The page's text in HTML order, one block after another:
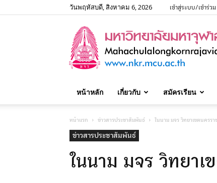
วันพฤหัสบดี, สิงหาคม 6, 2026 เข้าสู่ระบบ/เข้าร่วม
หน้าหลัก เกี่ยวกับ สมัครเรียน
หน้าแรก ข่าวสารประชาสัมพันธ์ ในนาม มจร วิทยาเขต
ข่าวสารประชาสัมพันธ์
ในนาม มจร วิทยา